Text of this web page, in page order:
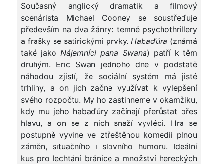
Současný anglický dramatik a filmový
scenárista Michael Cooney se soustřeďuje
především na dva žánry: temné psychothrillery
a frašky se satirickými prvky. Habaďúra (známá
také jako Nájemníci pana Swana) patří k těm
druhým. Eric Swan jednoho dne v podstatě
náhodou zjistí, že sociální systém má jisté
trhliny, a on jich začne využívat k vylepšení
svého rozpočtu. My ho zastihneme v okamžiku,
kdy mu jeho habaďúry začínají přerůstat přes
hlavu, a on se z nich snaží vyvléci. Hra se
postupně vyvine ve ztřeštěnou komedii plnou
záměn, situačního i slovního humoru. Ideální
kus pro lechtání bránice a množství hereckých